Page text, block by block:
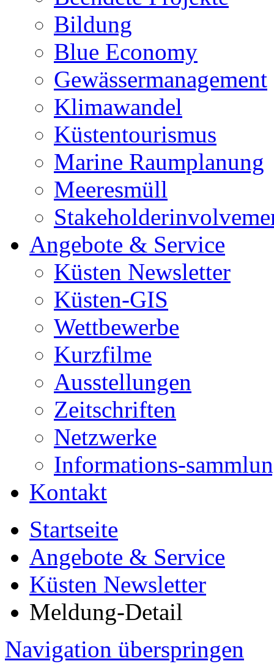
Bildung
Blue Economy
Gewässermanagement
Klimawandel
Küstentourismus
Marine Raumplanung
Meeresmüll
Angebote & Service
Küsten Newsletter
Küsten-GIS
Wettbewerbe
Kurzfilme
Ausstellungen
Zeitschriften
Netzwerke
Informations-
Kontakt
Startseite
Angebote & Service
Küsten Newsletter
Meldung-Detail
Navigation überspringen